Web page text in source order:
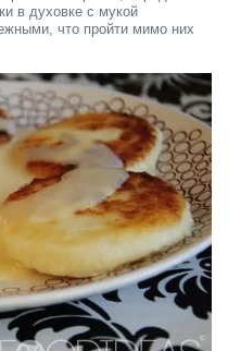
в духовке с мукой
что пройти мимо них